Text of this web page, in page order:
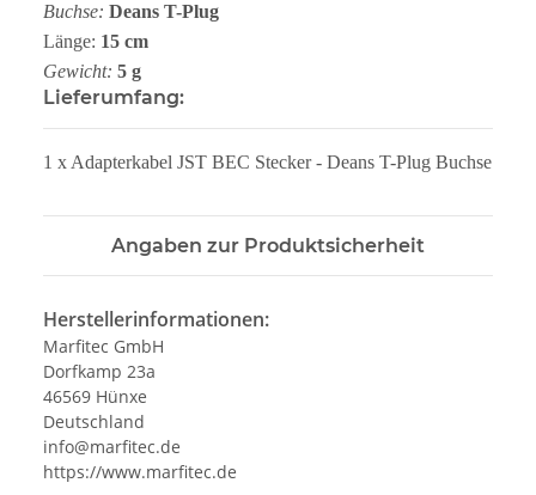
Buchse: Deans T-Plug
Länge: 15 cm
Gewicht: 5 g
Lieferumfang:
1 x Adapterkabel JST BEC Stecker - Deans T-Plug Buchse
Angaben zur Produktsicherheit
Herstellerinformationen:
Marfitec GmbH
Dorfkamp 23a
46569 Hünxe
Deutschland
info@marfitec.de
https://www.marfitec.de